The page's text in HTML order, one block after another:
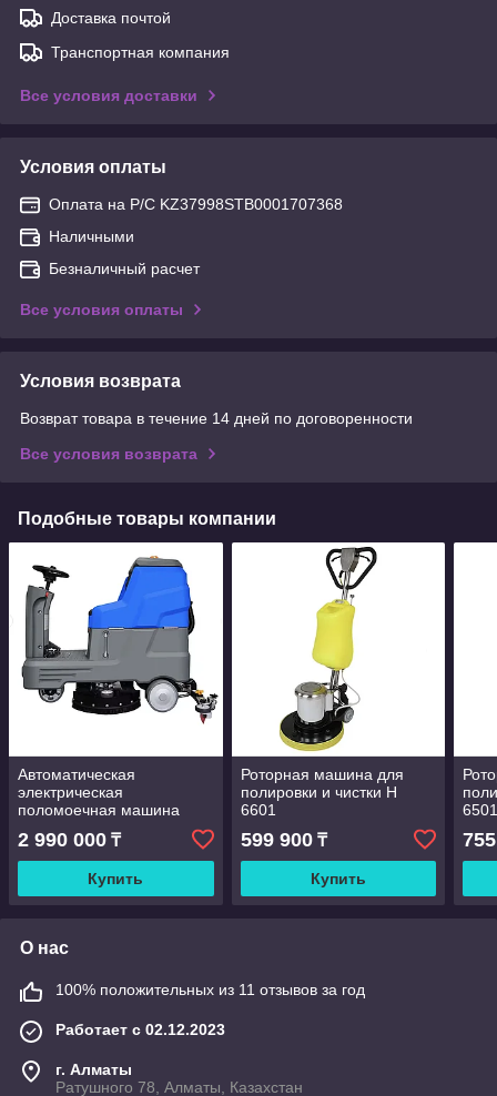
Доставка почтой
Транспортная компания
Все условия доставки
Условия оплаты
Оплата на Р/С KZ37998STB0001707368
Наличными
Безналичный расчет
Все условия оплаты
Условия возврата
Возврат товара в течение 14 дней по договоренности
Все условия возврата
Подобные товары компании
Автоматическая
электрическая
поломоечная машина
2 990 000 ₸
Купить
Роторная машина для
полировки и чистки Н
6601
599 900₸
Купить
О нас
100% положительных из 11 отзывов за год
Работает с 02.12.2023
г. Алматы
Ратушного 78, Алматы, Казахстан